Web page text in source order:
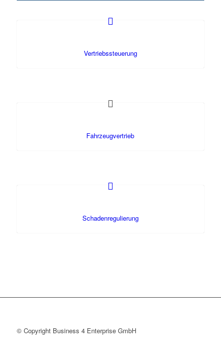
Vertriebssteuerung
Fahrzeugvertrieb
Schadenregulierung
© Copyright Business 4 Enterprise GmbH